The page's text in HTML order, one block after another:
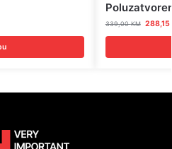
339,00KM 288,15